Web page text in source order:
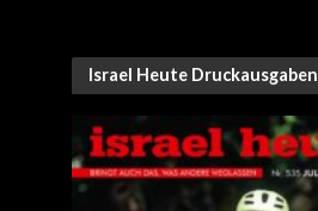
Israel Heute Druckausgaben